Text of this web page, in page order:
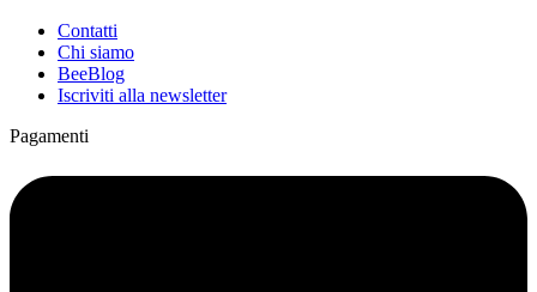
Contatti
Chi siamo
BeeBlog
Iscriviti alla newsletter
Pagamenti